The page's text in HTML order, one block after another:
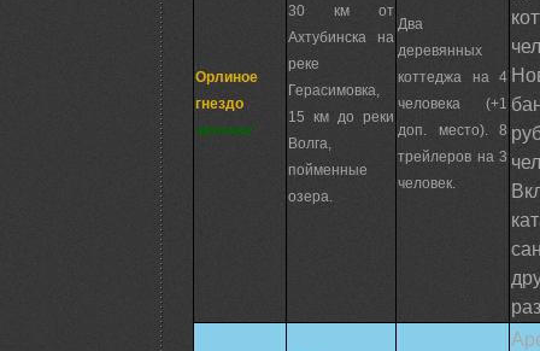
Орлиное
гнездо
эконом
30 км от
Ахтубинска на
реке
Герасимовка,
15 км до реки
Волга,
пойменные
озера.
Два
деревянных
коттеджа на 4
человека (+1
доп. место). 8
трейлеров на 3
человек.